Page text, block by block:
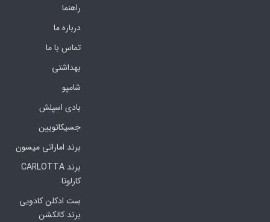
راهنما
درباره ما
تماس با ما
بهداشتی
شامپو
بادی اسپلش
جسیکاتویین
برند اماراتی میسون
برند CARLOTTA
کارلوتا
سِت ادکلن کادویی
برند کالکشن